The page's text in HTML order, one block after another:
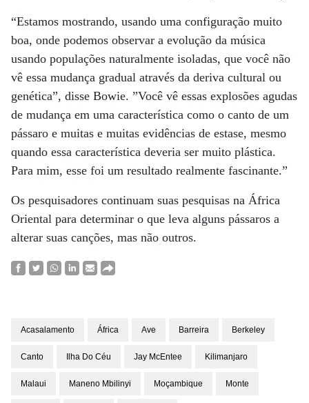
“Estamos mostrando, usando uma configuração muito
boa, onde podemos observar a evolução da música
usando populações naturalmente isoladas, que você não
vê essa mudança gradual através da deriva cultural ou
genética”, disse Bowie. ”Você vê essas explosões agudas
de mudança em uma característica como o canto de um
pássaro e muitas e muitas evidências de estase, mesmo
quando essa característica deveria ser muito plástica.
Para mim, esse foi um resultado realmente fascinante.”
Os pesquisadores continuam suas pesquisas na África
Oriental para determinar o que leva alguns pássaros a
alterar suas canções, mas não outros.
Acasalamento África Ave Barreira Berkeley
Canto Ilha Do Céu Jay McEntee Kilimanjaro
Malaui Maneno Mbilinyi Moçambique Monte